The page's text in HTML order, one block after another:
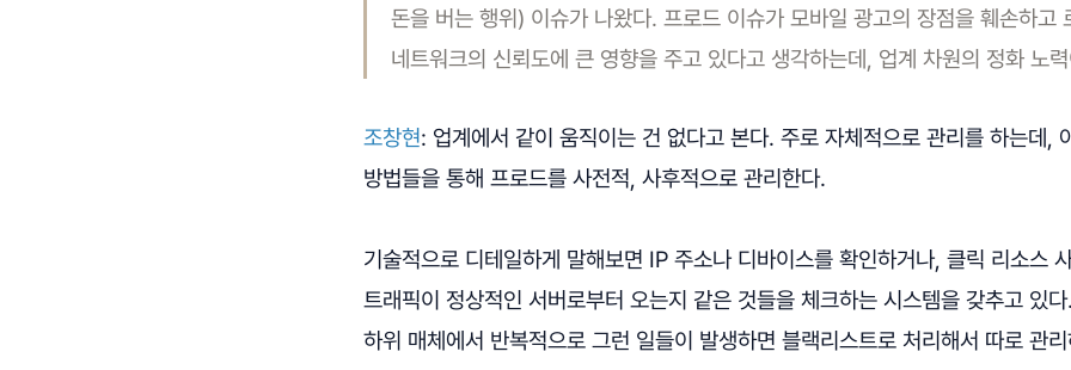
돈을 버는 행위) 이슈가 나왔다. 프로드 이슈가 모바일 광고의 장점을 훼손하고
네트워크의 신뢰도에 큰 영향을 주고 있다고 생각하는데, 업계 차원의 정화 노
조창현: 업계에서 같이 움직이는 건 없다고 본다. 주로 자체적으로 관리를 하는데,
방법들을 통해 프로드를 사전적, 사후적으로 관리한다.
기술적으로 디테일하게 말해보면 IP 주소나 디바이스를 확인하거나, 클릭 리소스
트래픽이 정상적인 서버로부터 오는지 같은 것들을 체크하는 시스템을 갖추고 있
하위 매체에서 반복적으로 그런 일들이 발생하면 블랙리스트로 처리해서 따로 관